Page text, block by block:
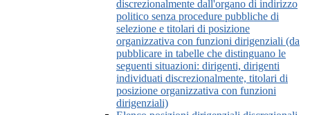
discrezionalmente dall'organo di indirizzo
politico senza procedure pubbliche di
selezione e titolari di posizione
organizzativa con funzioni dirigenziali (da
pubblicare in tabelle che distinguano le
seguenti situazioni: dirigenti, dirigenti
individuati discrezionalmente, titolari di
posizione organizzativa con funzioni
dirigenziali)